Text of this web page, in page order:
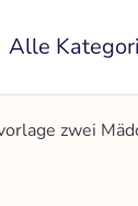
Alle
zwei